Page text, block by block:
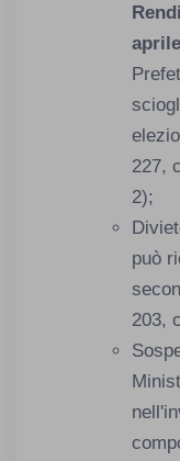
aprile
227,
2);
può
203,